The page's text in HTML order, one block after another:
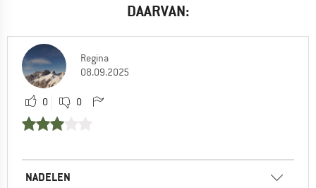
DAARVAN:
Regina
08.09.2025
0 0
NADELEN